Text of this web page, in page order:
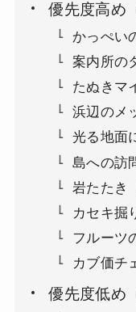
優先度高め
かっぺい
案内所の
たぬきマ
浜辺のメ
光る地面
島への訪
岩たたき
カセキ掘
フルーツ
カブ価チ
優先度低め